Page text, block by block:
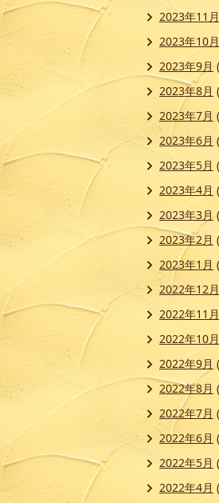
2023年11月
2023年10月
2023年9月
2023年8月
2023年7月
2023年6月
2023年5月
2023年4月
2023年3月
2023年2月
2023年1月
2022年12月
2022年11月
2022年10月
2022年9月
2022年8月
2022年7月
2022年6月
2022年5月
2022年4月